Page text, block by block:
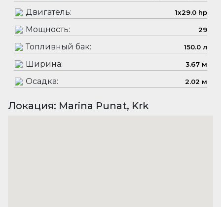
Двигатель: 1x29.0 hp
Мощность: 29
Топливный бак: 150.0 л
Ширина: 3.67 м
Осадка: 2.02 м
Локация: Marina Punat, Krk